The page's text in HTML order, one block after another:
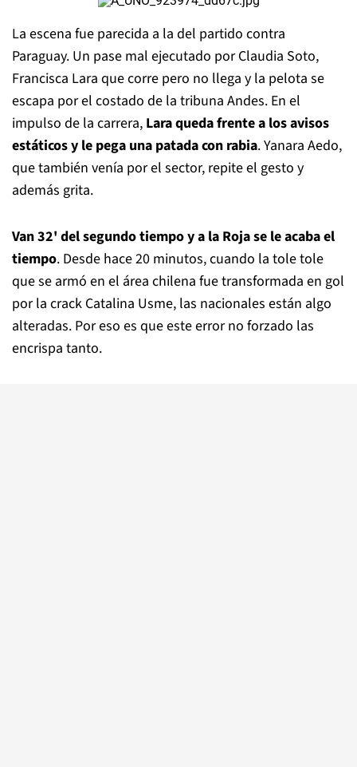
La escena fue parecida a la del partido contra
Paraguay. Un pase mal ejecutado por Claudia Soto,
Francisca Lara que corre pero no llega y la pelota se
escapa por el costado de la tribuna Andes. En el
impulso de la carrera, Lara queda frente a los avisos
estáticos y le pega una patada con rabia. Yanara Aedo,
que también venía por el sector, repite el gesto y
además grita.
Van 32' del segundo tiempo y a la Roja se le acaba el
tiempo. Desde hace 20 minutos, cuando la tole tole
que se armó en el área chilena fue transformada en gol
por la crack Catalina Usme, las nacionales están algo
alteradas. Por eso es que este error no forzado las
encrispa tanto.